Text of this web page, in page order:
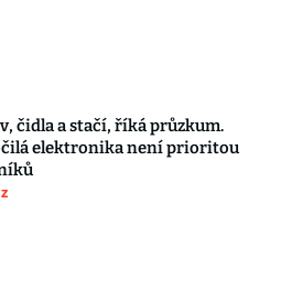
čidla a stačí, říká průzkum.
elektronika není prioritou